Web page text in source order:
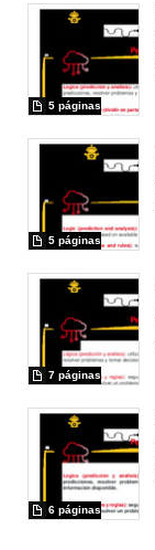
5 páginas
5 páginas
7 páginas
6 páginas